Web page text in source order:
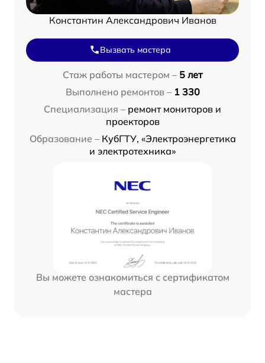
Константин Александрович Иванов
Вызвать мастера
Стаж работы мастером – 5 лет
Выполнено ремонтов – 1 330
Специализация – ремонт мониторов и
проекторов
Образование – КубГТУ, «Электроэнергетика
и электротехника»
Вы можете ознакомиться с сертификатом
мастера